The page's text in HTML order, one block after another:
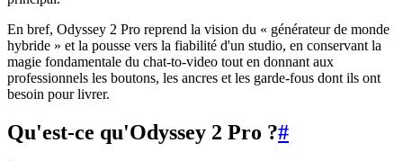
En bref, Odyssey 2 Pro reprend la vision du « générateur de monde
hybride » et la pousse vers la fiabilité d'un studio, en conservant la
magie fondamentale du chat-to-video tout en donnant aux
professionnels les boutons, les ancres et les garde-fous dont ils ont
besoin pour livrer.
Qu'est-ce qu'Odyssey 2 Pro ?#